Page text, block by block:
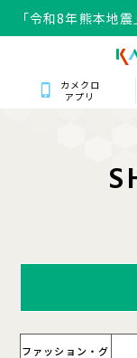
「令和8年熊本地
カメクロ
アプリ
S
ファッション・グ